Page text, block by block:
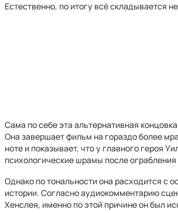
Естественно, по итогу всё складывается
Сама по себе эта альтернативная
Она завершает фильм на гораздо более
ноте и показывает, что у главного героя
психологические шрамы после
Однако по тональности она расходится с
истории. Согласно аудиокомментарию
Хенслея, именно по этой причине он был